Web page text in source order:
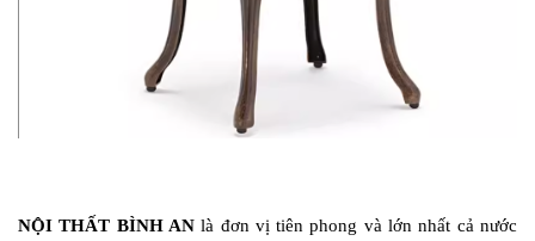
NỘI THẤT BÌNH ANlà đơn vị tiên phong và lớn nhất cả nước